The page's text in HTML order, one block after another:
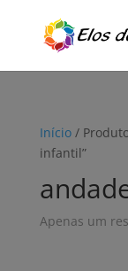
Início/
infantil”
Apenas um